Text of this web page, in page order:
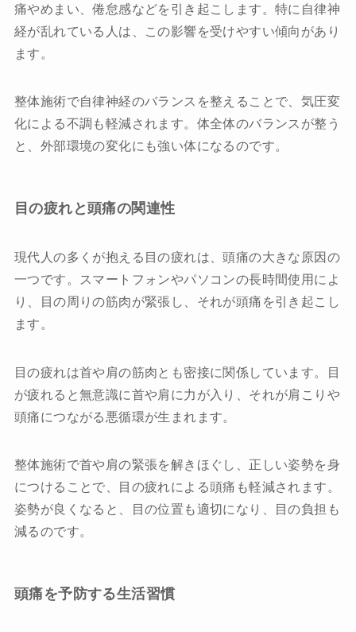
痛やめまい、倦怠感などを引き起こします。特に自律神
経が乱れている人は、この影響を受けやすい傾向があり
ます。
整体施術で自律神経のバランスを整えることで、気圧変
化による不調も軽減されます。体全体のバランスが整う
と、外部環境の変化にも強い体になるのです。
目の疲れと頭痛の関連性
現代人の多くが抱える目の疲れは、頭痛の大きな原因の
一つです。スマートフォンやパソコンの長時間使用によ
り、目の周りの筋肉が緊張し、それが頭痛を引き起こし
ます。
目の疲れは首や肩の筋肉とも密接に関係しています。目
が疲れると無意識に首や肩に力が入り、それが肩こりや
頭痛につながる悪循環が生まれます。
整体施術で首や肩の緊張を解きほぐし、正しい姿勢を身
につけることで、目の疲れによる頭痛も軽減されます。
姿勢が良くなると、目の位置も適切になり、目の負担も
減るのです。
頭痛を予防する生活習慣